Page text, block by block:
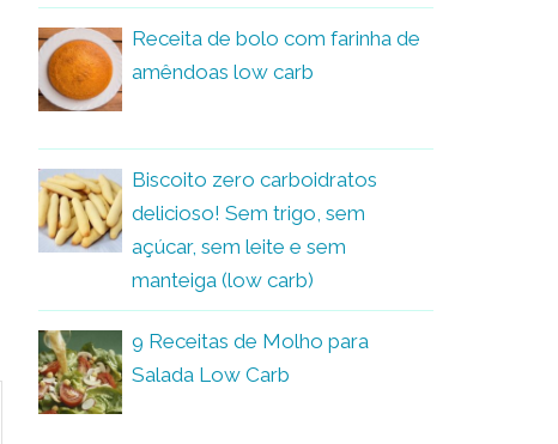
Receita de bolo com farinha de
amêndoas low carb
Biscoito zero carboidratos
delicioso! Sem trigo, sem
açúcar, sem leite e sem
manteiga (low carb)
9 Receitas de Molho para
Salada Low Carb